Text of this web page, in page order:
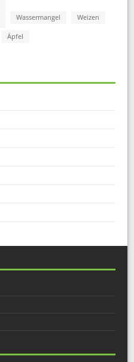
Wassermangel Weizen
Äpfel